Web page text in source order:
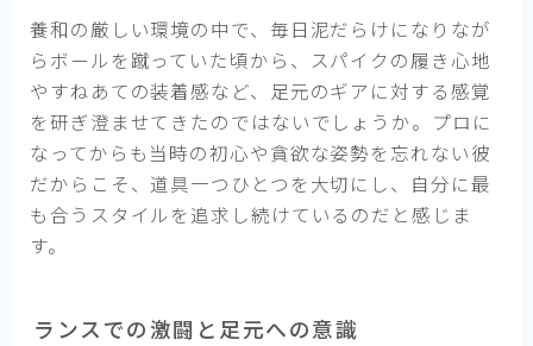
養和の厳しい環境の中で、毎日泥だらけになりなが
らボールを蹴っていた頃から、スパイクの履き心地
やすねあての装着感など、足元のギアに対する感覚
を研ぎ澄ませてきたのではないでしょうか。プロに
なってからも当時の初心や貪欲な姿勢を忘れない彼
だからこそ、道具一つひとつを大切にし、自分に最
も合うスタイルを追求し続けているのだと感じま
す。
ランスでの激闘と足元への意識